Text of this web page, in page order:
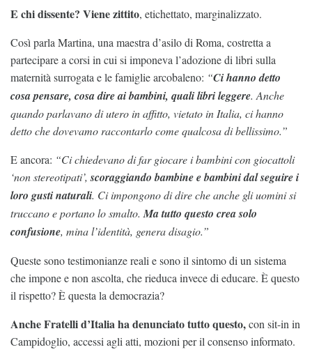
E chi dissente? Viene zittito, etichettato, marginalizzato.
Così parla Martina, una maestra d’asilo di Roma, costretta a
partecipare a corsi in cui si imponeva l’adozione di libri sulla
maternità surrogata e le famiglie arcobaleno: “Ci hanno detto
cosa pensare, cosa dire ai bambini, quali libri leggere. Anche
quando parlavano di utero in affitto, vietato in Italia, ci hanno
detto che dovevamo raccontarlo come qualcosa di bellissimo.”
E ancora: “Ci chiedevano di far giocare i bambini con giocattoli
‘non stereotipati’,scoraggiando bambine e bambini dal seguire i
loro gusti naturali. Ci impongono di dire che anche gli uomini si
truccano e portano lo smalto. Ma tutto questo crea solo
confusione, mina l’identità, genera disagio.”
Queste sono testimonianze reali e sono il sintomo di un sistema
che impone e non ascolta, che rieduca invece di educare. È questo
il rispetto? È questa la democrazia?
Anche Fratelli d’Italia ha denunciato tutto questo,con sit-in in
Campidoglio, accessi agli atti, mozioni per il consenso informato.